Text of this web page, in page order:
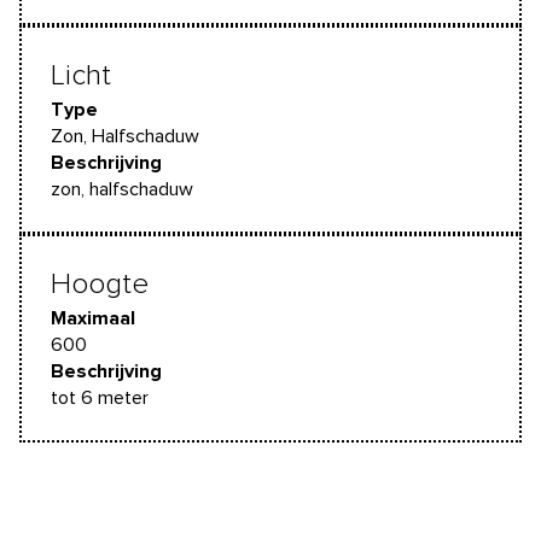
Licht
Type
Zon, Halfschaduw
Beschrijving
zon, halfschaduw
Hoogte
Maximaal
600
Beschrijving
tot 6 meter